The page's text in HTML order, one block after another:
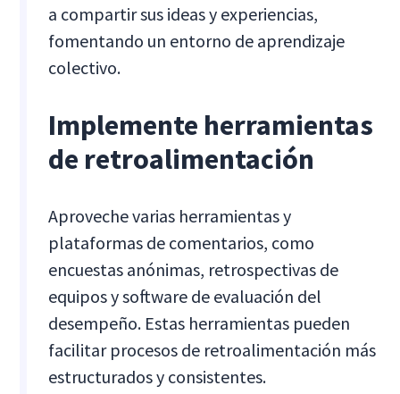
a compartir sus ideas y experiencias,
fomentando un entorno de aprendizaje
colectivo.
Implemente herramientas
de retroalimentación
Aproveche varias herramientas y
plataformas de comentarios, como
encuestas anónimas, retrospectivas de
equipos y software de evaluación del
desempeño. Estas herramientas pueden
facilitar procesos de retroalimentación más
estructurados y consistentes.